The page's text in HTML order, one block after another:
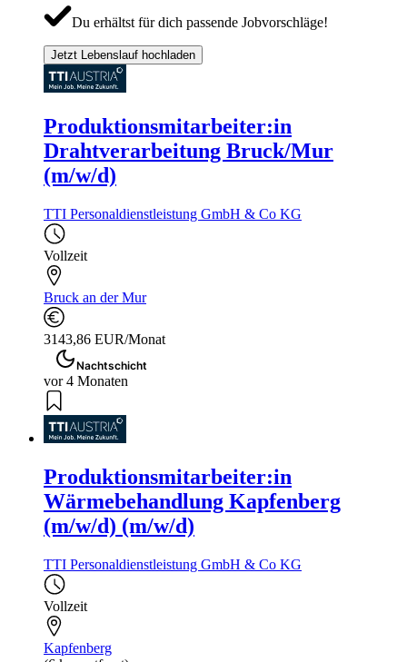
Du erhältst für dich passende Jobvorschläge!
Jetzt Lebenslauf hochladen
Produktionsmitarbeiter:in
Drahtverarbeitung Bruck/Mur
(m/w/d)
TTI Personaldienstleistung GmbH & Co KG
Vollzeit
Bruck an der Mur
3143,86 EUR/Monat
Nachtschicht
vor 4 Monaten
Produktionsmitarbeiter:in
Wärmebehandlung Kapfenberg
(m/w/d) (m/w/d)
TTI Personaldienstleistung GmbH & Co KG
Vollzeit
Kapfenberg